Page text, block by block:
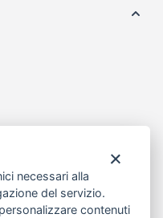
necessari alla
del servizio.
contenuti